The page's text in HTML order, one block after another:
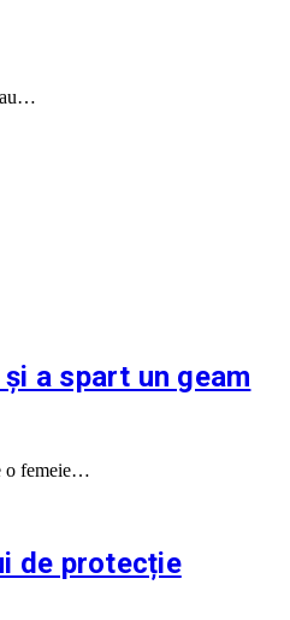
a spart un geam
o femeie…
de protecție